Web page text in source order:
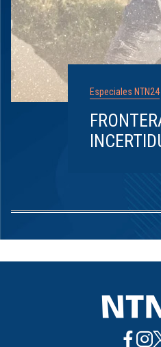
Especiales NTN24
1
8